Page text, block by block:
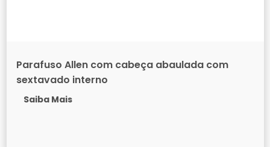
Parafuso Allen com cabeça abaulada com
sextavado interno
Saiba Mais